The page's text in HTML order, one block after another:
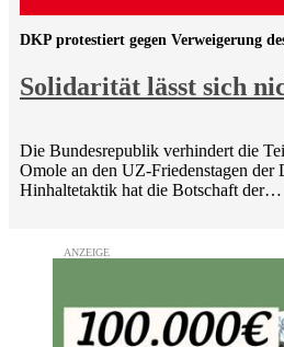
Solidarität lässt sich
DKP protestiert gegen Verweigerung
Die Bundesrepublik verhindert die
Omole an den UZ-Friedenstagen der
Hinhaltetaktik hat die Botschaft der…